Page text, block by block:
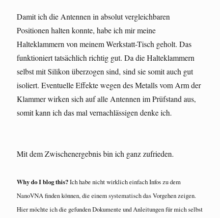
Damit ich die Antennen in absolut vergleichbaren
Positionen halten konnte, habe ich mir meine
Halteklammern von meinem Werkstatt-Tisch geholt. Das
funktioniert tatsächlich richtig gut. Da die Halteklammern
selbst mit Silikon überzogen sind, sind sie somit auch gut
isoliert. Eventuelle Effekte wegen des Metalls vom Arm der
Klammer wirken sich auf alle Antennen im Prüfstand aus,
somit kann ich das mal vernachlässigen denke ich.
Mit dem Zwischenergebnis bin ich ganz zufrieden.
Why do I blog this?Ich habe nicht wirklich einfach Infos zu dem
NanoVNA finden können, die einem systematisch das Vorgehen zeigen.
Hier möchte ich die gefunden Dokumente und Anleitungen für mich selbst